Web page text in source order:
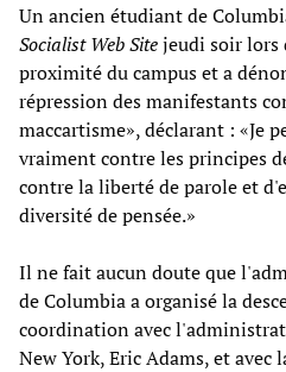
Un ancien étudiant de
Socialist Web Sitejeudi soir lors
proximité du campus et a
répression des manifestants
maccartisme», déclarant : «Je
vraiment contre les principes
contre la liberté de parole et
diversité de pensée.»
Il ne fait aucun doute que
de Columbia a organisé la
coordination avec
New York, Eric Adams, et avec